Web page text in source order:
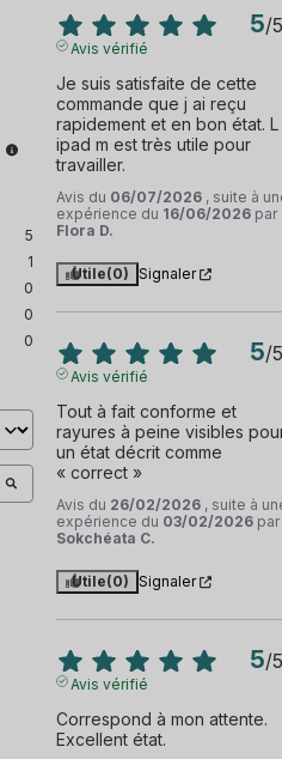
5
1
0
0
0
5/5
Avis vérifié
Je suis satisfaite de cette
commande que j ai reçu
rapidement et en bon état. L
ipad m est très utile pour
travailler.
Avis du 06/07/2026 , suite à
expérience du 16/06/2026 par
Flora D.
Utile(0) Signaler
5/5
Avis vérifié
Tout à fait conforme et
rayures à peine visibles
un état décrit comme
« correct »
Avis du 26/02/2026 , suite à
expérience du 03/02/2026 par
Sokchéata C.
Utile(0) Signaler
5/5
Avis vérifié
Correspond à mon attente.
Excellent état.